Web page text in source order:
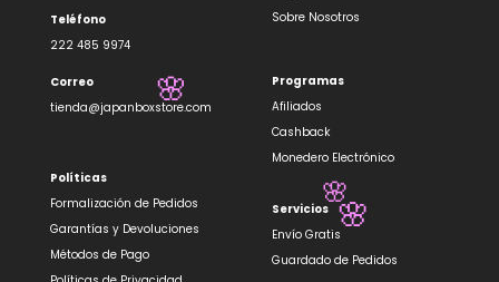
Teléfono
222 485 9974
Correo
tienda@japanboxstore.com
Políticas
Formalización de Pedidos
Garantías y Devoluciones
Métodos de Pago
Sobre Nosotros
Programas
Afiliados
Cashback
Monedero Electrónico
Servicios
Envío Gratis
Guardado de Pedidos
🌸
🌸
🌸